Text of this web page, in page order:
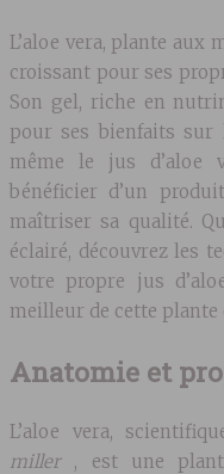
L’aloe vera, plante
croissant pour ses
Son gel, riche en
pour ses bienfaits sur
même le jus d’aloe
bénéficier d’un
maîtriser sa qualité.
éclairé, découvrez les
votre propre jus
meilleur de cette plante
Anatomie et
L’aloe vera,
miller , est une